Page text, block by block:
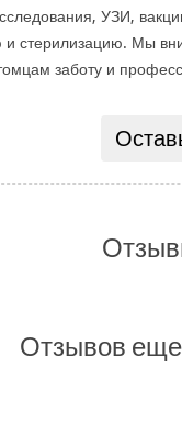
УЗИ,
и стерилизацию. Мы
заботу и
Отзывов еще